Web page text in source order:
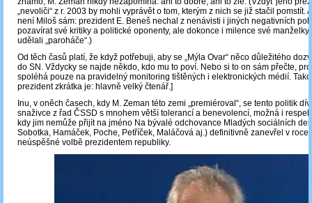
„nevoliči“ z r. 2003 by mohli vyprávět o tom, kterým z nich se již stačil pomstít.
není Miloš sám: prezident E. Beneš nechal z nenávisti i jiných negativních
pozavírat své kritiky a politické oponenty, ale dokonce i milence své
udělali „paroháče“.)
Od těch časů platí, že když potřebuji, aby se „Mýla Ovar“ něco důležitého
do SN. Vždycky se najde někdo, kdo mu to poví. Nebo si to on sám přečte,
spoléhá pouze na pravidelný monitoring tištěných i elektronických médií.
prezident zkrátka je: hlavně velký čtenář.]
Inu, v oněch časech, kdy M. Zeman této zemi „premiéroval“, se tento politik
snaživce z řad ČSSD s mnohem větší tolerancí a benevolencí, možná i
kdy jim nemůže přijít na jméno Na bývalé odchovance Mladých sociálních
Sobotka, Hamáček, Poche, Petříček, Maláčová aj.) definitivně zanevřel v roce
neúspěšné volbě prezidentem republiky.